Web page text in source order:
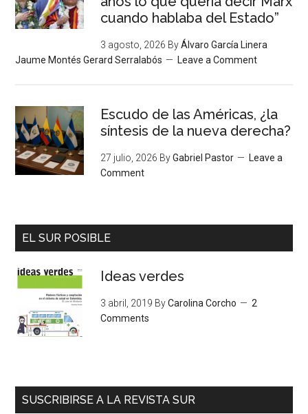
cuando hablaba del Estado”
3 agosto, 2026 ByÁlvaro García Linera
Jaume Montés Gerard Serralabós
Leave a Comment
Escudo de las Américas, ¿la
síntesis de la nueva derecha?
27 julio, 2026 ByGabriel Pastor
Leave a
Comment
EL SUR POSIBLE
Ideas verdes
3 abril, 2019 ByCarolina Corcho
2
Comments
SUSCRIBIRSE A LA REVISTA SUR